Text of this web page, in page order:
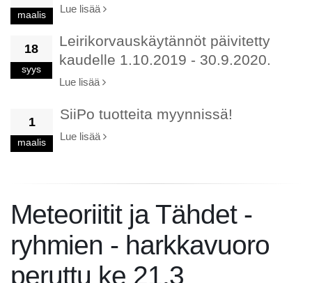
maalis
Lue lisää
18
syys
Leirikorvauskäytännöt päivitetty
kaudelle 1.10.2019 - 30.9.2020.
Lue lisää
1
maalis
SiiPo tuotteita myynnissä!
Lue lisää
Meteoriitit ja Tähdet -
ryhmien - harkkavuoro
peruttu ke 21.3